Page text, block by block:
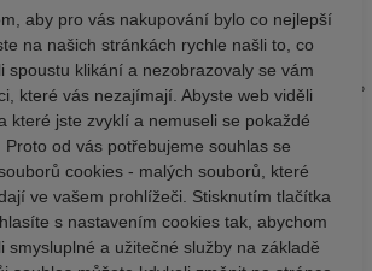
aby pro vás nakupování bylo co nejlepší
na našich stránkách rychle našli to, co
spoustu klikání a nezobrazovaly se vám
které vás nezajímají. Abyste web viděli
které jste zvyklí a nemuseli se pokaždé
Proto od vás potřebujeme souhlas se
cookies - malých souborů, které
ve vašem prohlížeči. Stisknutím tlačítka
s nastavením cookies tak, abychom
smysluplné a užitečné služby na základě